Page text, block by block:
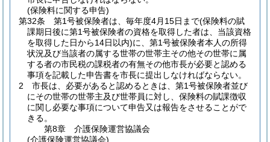
(保険料に関する申告)
第32条
第1号被保険者は、毎年度4月15日まで(保険料の賦
課期日後に第1号被保険者の資格を取得した者は、当該資格
を取得した日から14日以内)に、第1号被保険者本人の所得
状況及び当該者の属する世帯の世帯主その他その世帯に属
する者の市民税の課税者の有無その他市長が必要と認める
事項を記載した申告書を市長に提出しなければならない。
2
市長は、必要があると認めるときは、第1号被保険者並び
にその世帯の世帯主及び世帯員に対し、保険料の賦課徴収
に関し必要な事項について申告又は報告をさせることがで
きる。
第8章
介護保険運営協議会
(介護保険運営協議会)